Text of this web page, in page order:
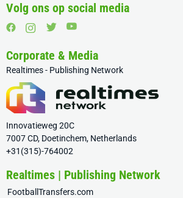
Volg ons op social media
Corporate & Media
Realtimes - Publishing Network
Innovatieweg 20C
7007 CD, Doetinchem, Netherlands
+31(315)-764002
Realtimes | Publishing Network
FootballTransfers.com